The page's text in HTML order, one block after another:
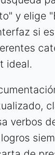
y elige
si
ideal.
verbos